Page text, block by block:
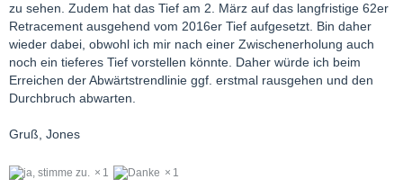
Externer Inhalt
youtu.be
Inhalte von externen Seiten werden ohne Ihre Zustimmung
nicht automatisch geladen und angezeigt.
Durch die Aktivierung der externen Inhalte erklären Sie sich damit
übermittelt werden. Mehr Informationen dazu haben wir in unserer
zu sehen. Zudem hat das Tief am 2. März auf das langfristige 62er
Retracement ausgehend vom 2016er Tief aufgesetzt. Bin daher
wieder dabei, obwohl ich mir nach einer Zwischenerholung auch
noch ein tieferes Tief vorstellen könnte. Daher würde ich beim
Erreichen der Abwärtstrendlinie ggf. erstmal rausgehen und den
Durchbruch abwarten.
Gruß, Jones
1 1